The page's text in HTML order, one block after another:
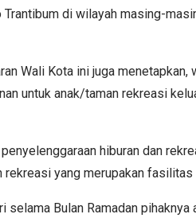
di wilayah masing-
Wali Kota ini juga
untuk anak/taman rekreasi
hiburan dan
rekreasi yang merupakan
selama Bulan Ramadan pihaknya